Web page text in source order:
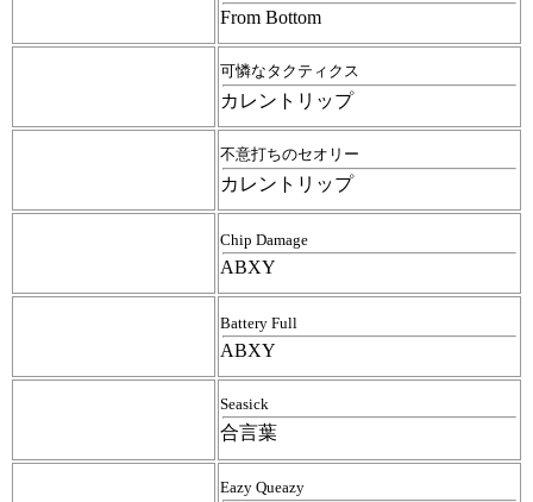
From Bottom
可憐なタクティクス
カレントリップ
不意打ちのセオリー
カレントリップ
Chip Damage
ABXY
Battery Full
ABXY
Seasick
合言葉
Eazy Queazy